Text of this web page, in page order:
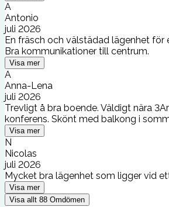
A
Antonio
juli 2026
En fräsch och välstädad lägenhet för
Bra kommunikationer till centrum.
Visa mer
A
Anna-Lena
juli 2026
Trevligt å bra boende. Väldigt nära
konferens. Skönt med balkong i
Visa mer
N
Nicolas
juli 2026
Mycket bra lägenhet som ligger vid
Visa mer
Visa allt 88 Omdömen